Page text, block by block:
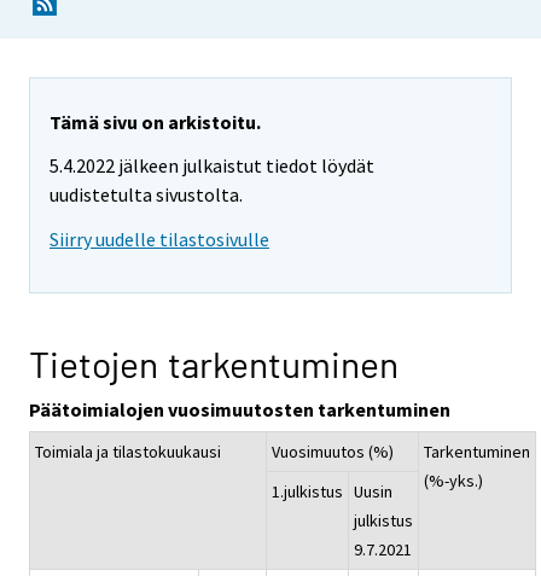
Tämä sivu on arkistoitu.
5.4.2022 jälkeen julkaistut tiedot löydät
uudistetulta sivustolta.
Siirry uudelle tilastosivulle
Tietojen tarkentuminen
Päätoimialojen vuosimuutosten tarkentuminen
Toimiala ja tilastokuukausi Vuosimuutos (%)
Tarkentuminen
(%-yks.)
1.julkistus Uusin
julkistus
9.7.2021